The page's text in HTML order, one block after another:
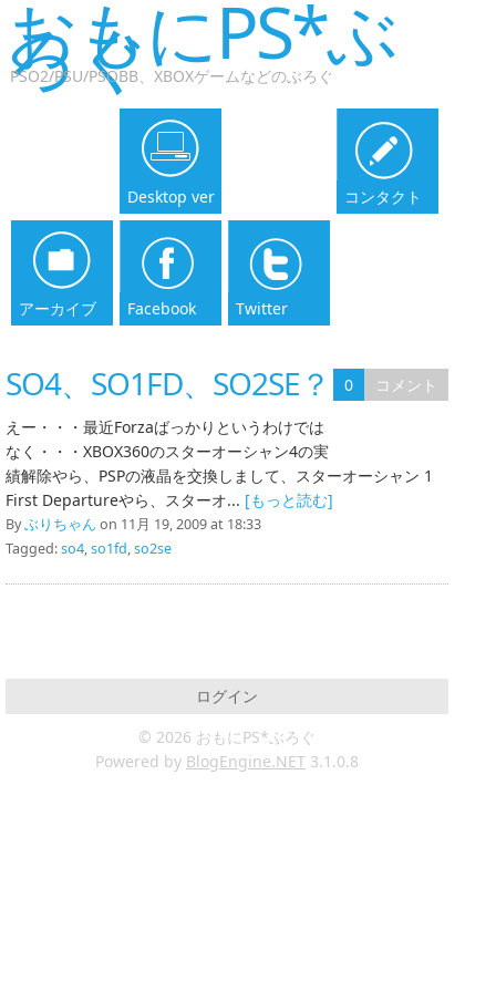
おもにPS*ぶ
ろぐ
PSO2/PSU/PSOBB、XBOXゲームなどのぶろぐ
Desktop ver コンタクト
アーカイブ Facebook Twitter
SO4、SO1FD、SO2SE？ 0
コメント
えー・・・最近Forzaばっかりというわけでは
なく・・・XBOX360のスターオーシャン4の実
績解除やら、PSPの液晶を交換しまして、スターオーシャン 1
First Departureやら、スターオ... [もっと読む]
Byぶりちゃん on 11月 19, 2009 at 18:33
Tagged:so4,so1fd,so2se
ログイン
© 2026 おもにPS*ぶろぐ
Powered by BlogEngine.NET 3.1.0.8